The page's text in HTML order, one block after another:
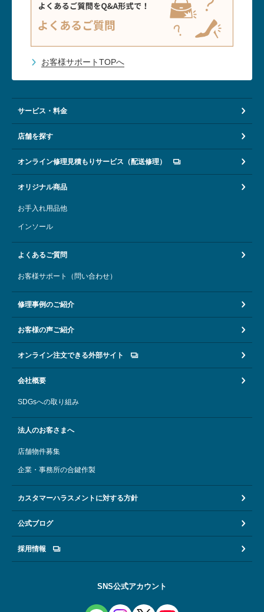
お客様サポートTOPへ
サービス・料金
店舗を探す
オンライン修理見積もりサービス（配送修理）
オリジナル商品
お手入れ用品他
インソール
よくあるご質問
お客様サポート（問い合わせ）
修理事例のご紹介
お客様の声ご紹介
オンライン注文できる外部サイト
会社概要
SDGsへの取り組み
法人のお客さまへ
店舗物件募集
企業・事務所の合鍵作製
カスタマーハラスメントに対する方針
公式ブログ
採用情報
SNS公式アカウント